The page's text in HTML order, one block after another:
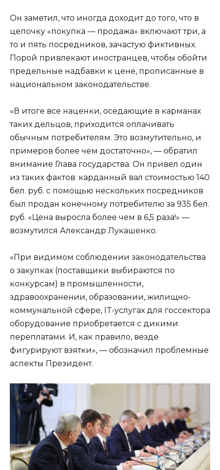
Он заметил, что иногда доходит до того, что в
цепочку «покупка — продажа» включают три, а
то и пять посредников, зачастую фиктивных.
Порой привлекают иностранцев, чтобы обойти
предельные надбавки к цене, прописанные в
национальном законодательстве.
«В итоге все наценки, оседающие в карманах
таких дельцов, приходится оплачивать
обычным потребителям. Это возмутительно, и
примеров более чем достаточно», — обратил
внимание Глава государства. Он привел один
из таких фактов: карданный вал стоимостью 140
бел. руб. с помощью нескольких посредников
был продан конечному потребителю за 935 бел.
руб. «Цена выросла более чем в 6,5 раза!» —
возмутился Александр Лукашенко.
«При видимом соблюдении законодательства
о закупках (поставщики выбираются по
конкурсам) в промышленности,
здравоохранении, образовании, жилищно-
коммунальной сфере, IT-услугах для госсектора
оборудование приобретается с дикими
переплатами. И, как правило, везде
фигурируют взятки», — обозначил проблемные
аспекты Президент.